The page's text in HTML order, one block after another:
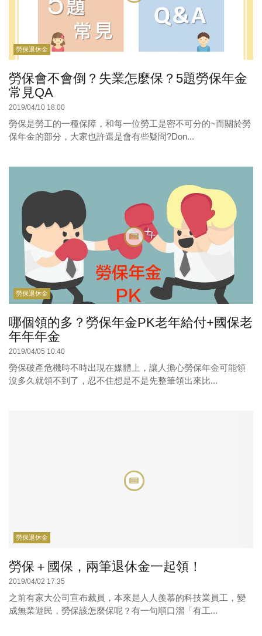
勞保退休金
勞保會不會倒？失業怎麼保？5題勞保年金
常見QA
2019/04/10 18:00
勞保是勞工的一種保障，和每一位勞工是密不可分的~而關於勞
保年金的部分，大家也許還是會有些疑問?Don...
勞保退休金
哪個領的多？勞保年金PK老年給付+國保老
年年年金
2019/04/05 10:40
勞保破產危機時不時出現在媒體上，讓人擔心勞保年金可能領
沒多久就領不到了，忍不住想是不是先整筆領出來比...
勞保退休金
勞保＋國保，兩筆退休金一起領！
2019/04/02 17:35
之前有家大公司宣布裁員，本來是人人羨慕的科技業員工，變
成無業遊民，勞保該怎麼保呢？有一句順口溜「有工...